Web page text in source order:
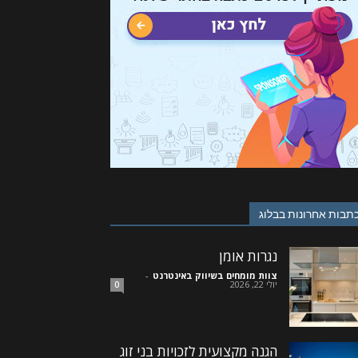
אחרונות בבלוג
נגרות אומן
צוות מומחים בשיווק באינטרנט -
יולי 22, 2026 0
הגנה מקצועית לזכויות בני זוג